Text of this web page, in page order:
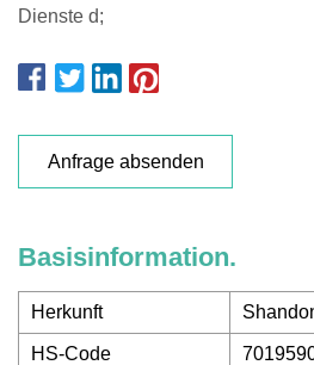
Dienste d;
Anfrage absenden
Basisinformation.
Herkunft
HS-Code